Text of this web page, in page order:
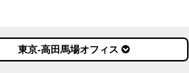
東京-高田馬場オフィス